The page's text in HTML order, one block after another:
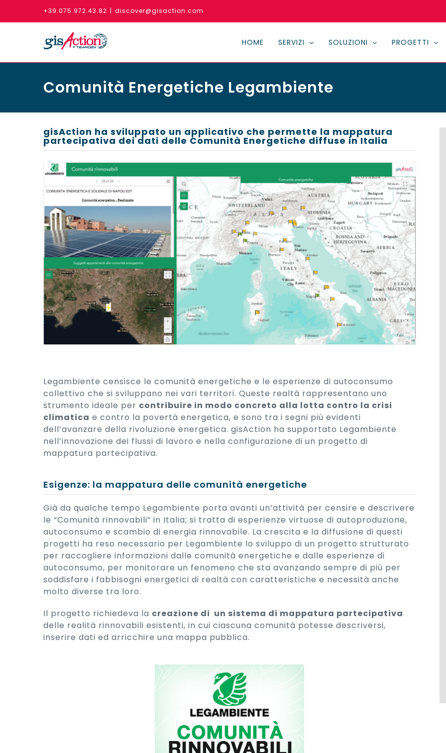
+39.075.972.43.82 | discover@gisaction.com
HOME SERVIZI SOLUZIONI PROGETTI
Comunità Energetiche Legambiente
gisAction ha sviluppato un applicativo che permette la mappatura
partecipativa dei dati delle Comunità Energetiche diffuse in Italia
Legambiente censisce le comunità energetiche e le esperienze di autoconsumo
collettivo che si sviluppano nei vari territori. Queste realtà rappresentano uno
strumento ideale per contribuire in modo concreto alla lotta contro la crisi
climatica e contro la povertà energetica, e sono tra i segni più evidenti
dell’avanzare della rivoluzione energetica. gisAction ha supportato Legambiente
nell’innovazione dei flussi di lavoro e nella configurazione di un progetto di
mappatura partecipativa.
Esigenze: la mappatura delle comunità energetiche
Già da qualche tempo Legambiente porta avanti un’attività per censire e descrivere
le “Comunità rinnovabili” in Italia; si tratta di esperienze virtuose di autoproduzione,
autoconsumo e scambio di energia rinnovabile. La crescita e la diffusione di questi
progetti ha reso necessario per Legambiente lo sviluppo di un progetto strutturato
per raccogliere informazioni dalle comunità energetiche e dalle esperienze di
autoconsumo, per monitorare un fenomeno che sta avanzando sempre di più per
soddisfare i fabbisogni energetici di realtà con caratteristiche e necessità anche
molto diverse tra loro.
Il progetto richiedeva la creazione di un sistema di mappatura partecipativa
delle realità rinnovabili esistenti, in cui ciascuna comunità potesse descriversi,
inserire dati ed arricchire una mappa pubblica.